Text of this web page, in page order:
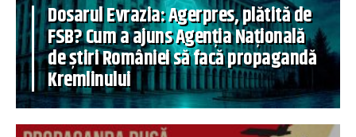
Dosarul Evrazia: Agerpres, plătită de
FSB? Cum a ajuns Agenția Națională
de știri României să facă propagandă
Kremlinului